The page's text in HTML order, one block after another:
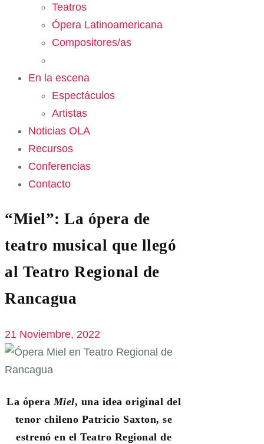
Teatros
Ópera Latinoamericana
Compositores/as
En la escena
Espectáculos
Artistas
Noticias OLA
Recursos
Conferencias
Contacto
“Miel”: La ópera de
teatro musical que llegó
al Teatro Regional de
Rancagua
21 Noviembre, 2022
La ópera Miel, una idea original del
tenor chileno Patricio Saxton, se
estrenó en el Teatro Regional de